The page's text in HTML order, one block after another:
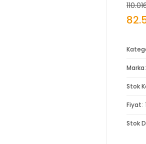
Marka
Stok
Fiyat
Stok